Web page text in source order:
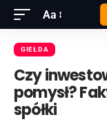
Aa
GIEŁDA
Czy
pomysł?
spółki